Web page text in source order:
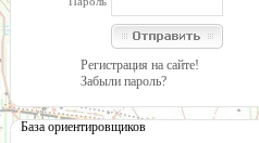
Регистрация на сайте!
Забыли пароль?
База ориентировщиков